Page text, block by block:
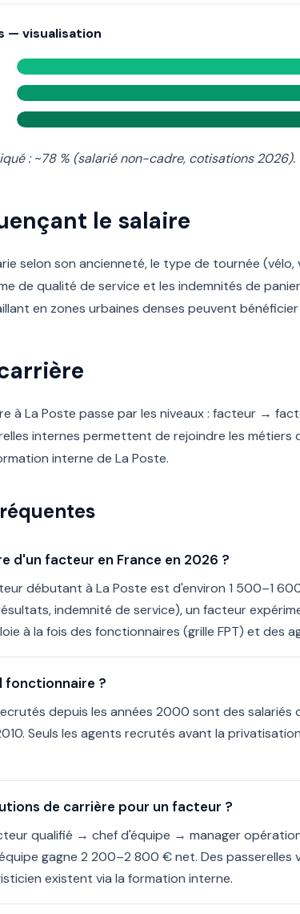
— visualisation
: ~78 % (salarié non-cadre, cotisations 2026).
le salaire
selon son ancienneté, le type de tournée
de qualité de service et les indemnités de
en zones urbaines denses peuvent
à La Poste passe par les niveaux : facteur →
internes permettent de rejoindre les métiers
interne de La Poste.
d'un facteur en France en 2026 ?
débutant à La Poste est d'environ 1 500–1
indemnité de service), un facteur
à la fois des fonctionnaires (grille FPT) et des
fonctionnaire ?
depuis les années 2000 sont des
Seuls les agents recrutés avant la
de carrière pour un facteur ?
qualifié → chef d'équipe → manager
gagne 2 200–2 800 € net. Des passerelles
existent via la formation interne.